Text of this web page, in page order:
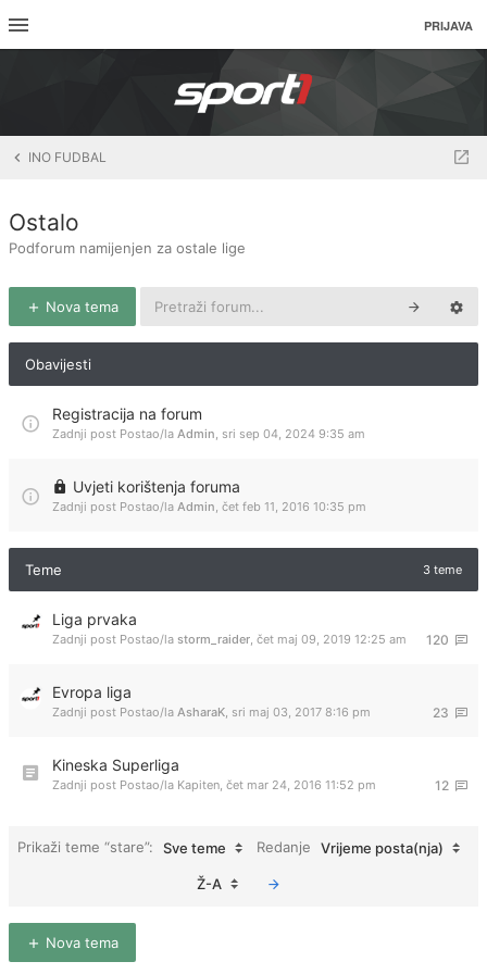
PRIJAVA
INO FUDBAL
Ostalo
Podforum namijenjen za ostale lige
Nova tema
Obavijesti
Registracija na forum
Zadnji post Postao/la Admin, sri sep 04, 2024 9:35 am
Uvjeti korištenja foruma
Zadnji post Postao/la Admin, čet feb 11, 2016 10:35 pm
Teme 3 teme
Liga prvaka
120
Zadnji post Postao/la storm_raider, čet maj 09, 2019 12:25 am
Evropa liga
23
Zadnji post Postao/la AsharaK, sri maj 03, 2017 8:16 pm
Kineska Superliga
12
Zadnji post Postao/la Kapiten, čet mar 24, 2016 11:52 pm
Prikaži teme “stare”: Sve teme Redanje Vrijeme posta(nja)
Ž-A
Nova tema